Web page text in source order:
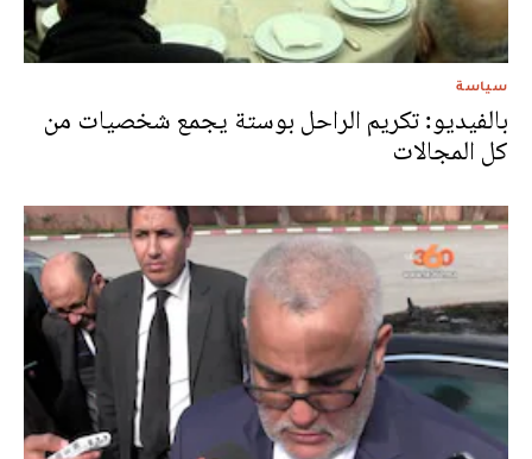
سياسة
بالفيديو: تكريم الراحل بوستة يجمع شخصيات من
كل المجالات